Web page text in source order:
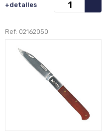
+detalles
Ref: 02162050